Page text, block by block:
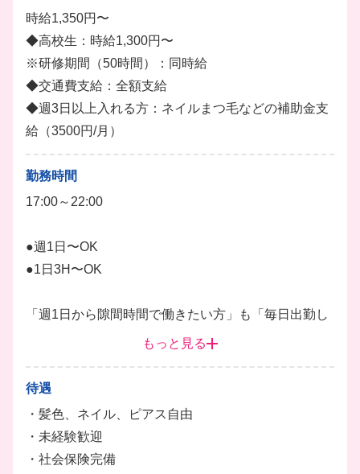
で安心して下さい♪
ホール業務が中心となりますが簡単なキッチン作業も
お手伝い頂くことがございます。
男性・女性どちらも活躍中です！
2025年8月にリニューアルオープンしたので、新体制
時給1,350円〜
◆高校生：時給1,300円〜
※研修期間（50時間）：同時給
◆交通費支給：全額支給
◆週3日以上入れる方：ネイルまつ毛などの補助金支
給（3500円/月）
勤務時間
17:00～22:00
●週1日〜OK
●1日3H〜OK
「週1日から隙間時間で働きたい方」も「毎日出勤し
てガッツリ稼ぎたい方」も大歓迎です！
もっと見る
待遇
・髪色、ネイル、ピアス自由
・未経験歓迎
・社会保険完備